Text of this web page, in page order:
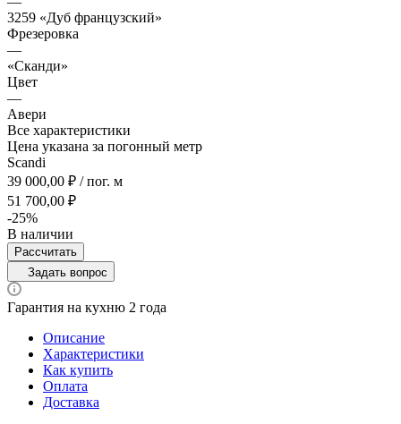
3259 «Дуб французский»
Фрезеровка
—
«Сканди»
Цвет
—
Авери
Все характеристики
Цена указана за погонный метр
Scandi
39 000,00 ₽ / пог. м
51 700,00 ₽
-25%
В наличии
Рассчитать
Задать вопрос
Гарантия на кухню 2 года
Описание
Характеристики
Как купить
Оплата
Доставка